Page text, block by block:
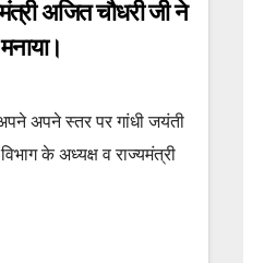
अजित चौधरी जी ने
अपने स्तर पर गांधी जयंती
के अध्यक्ष व राज्यमंत्री